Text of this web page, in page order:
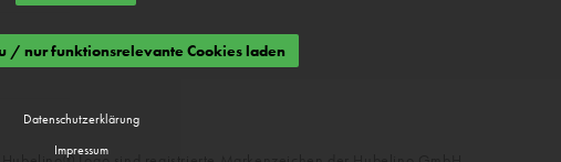
/ nur funktionsrelevante Cookies laden
Datenschutzerklärung
Impressum